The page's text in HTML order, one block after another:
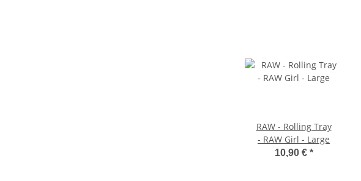
RAW - Rolling Tray
- RAW Girl - Large
10,90 € *